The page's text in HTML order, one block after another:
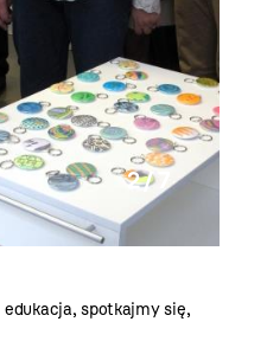
2 / 7
edukacja,spotkajmy się,